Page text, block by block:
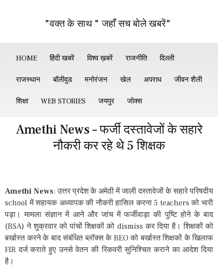
"वक्त के साथ " जहाँ सच बोले खबरें"
HOME हिंदी खबरें विश्व ख़बरें राजनीति दिल्ली
राजस्थान बॉलीवुड मनोरंजन खेल अपराध जीवन शैली
शिक्षा WEB STORIES जयपुर जोक्स
Amethi News – फर्जी दस्तावेजों के सहारे
नौकरी कर रहे थे 5 शिक्षक
Amethi News: उत्तर प्रदेश के अमेठी में जाली दस्तावेजों के सहारे परिषदीय
school में सहायक अध्यापक की नौकरी हासिल करना 5 teachers को भारी
पड़ा। मामला संज्ञान में आने और जांच में फर्जीवाड़ा की पुष्टि होने के बाद
(BSA) ने शुक्रवार को पांचों शिक्षकों को dismiss कर दिया है। शिक्षकों को
बर्खास्त करने के बाद संबंधित ब्लॉक्स के BEO को बर्खास्त शिक्षकों के खिलाफ
FIR दर्ज कराते हुए उनसे वेतन की रिकवरी सुनिश्चित कराने का आदेश दिया
है।